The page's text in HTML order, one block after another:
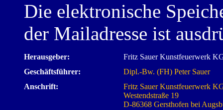
Die elektronische
der Mailadresse ist
Herausgeber:
Fritz Sauer Kunstfeuerwerk
Geschäftsführer:
Dipl.-Bw. (FH) Peter Sauer
Anschrift:
Fritz Sauer Kunstfeuerwerk
Westendstraße 19
D-86368 Gersthofen bei